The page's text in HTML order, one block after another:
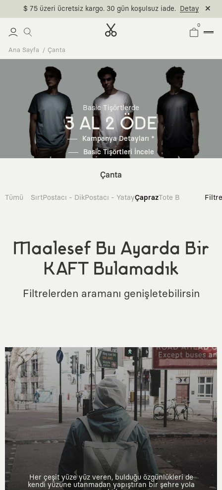
$ 75 üzeri ücretsiz kargo. 30 gün koşulsuz iade. Detay
0
Ana Sayfa Çanta
Basic Tişörtlerde
3 AL 2 ÖDE
Kampanya Detayları *
Basic Tişörtleri İncele
Çanta
Tümü SırtPostacı - DikPostacı - YatayÇaprazTote Bag Filtre
Maalesef Bu Ayarda Bir
KAFT Bulamadık
Filtrelerden aramanı genişletebilirsin
Her çeşit yüze yüz veren, bulduğu özgünlükleri de
kendi yüzüne utanmadan yapıştıran bir şehre yola